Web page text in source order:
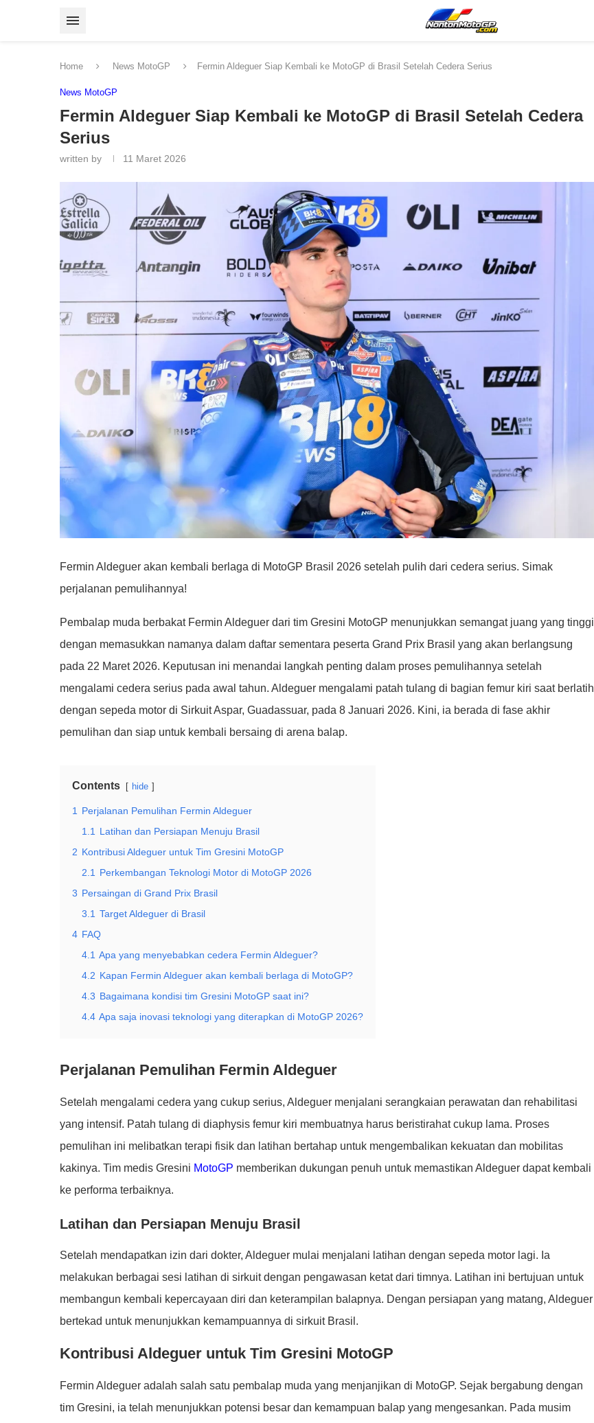
Home News MotoGP Fermin Aldeguer Siap Kembali ke MotoGP di Brasil Setelah Cedera Serius
News MotoGP
Fermin Aldeguer Siap Kembali ke MotoGP di Brasil Setelah Cedera
Serius
written by 11 Maret 2026
Fermin Aldeguer akan kembali berlaga di MotoGP Brasil 2026 setelah pulih dari cedera serius. Simak
perjalanan pemulihannya!
Pembalap muda berbakat Fermin Aldeguer dari tim Gresini MotoGP menunjukkan semangat juang yang tinggi
dengan memasukkan namanya dalam daftar sementara peserta Grand Prix Brasil yang akan berlangsung
pada 22 Maret 2026. Keputusan ini menandai langkah penting dalam proses pemulihannya setelah
mengalami cedera serius pada awal tahun. Aldeguer mengalami patah tulang di bagian femur kiri saat berlatih
dengan sepeda motor di Sirkuit Aspar, Guadassuar, pada 8 Januari 2026. Kini, ia berada di fase akhir
pemulihan dan siap untuk kembali bersaing di arena balap.
Contents hide
1 Perjalanan Pemulihan Fermin Aldeguer
1.1 Latihan dan Persiapan Menuju Brasil
2 Kontribusi Aldeguer untuk Tim Gresini MotoGP
2.1 Perkembangan Teknologi Motor di MotoGP 2026
3 Persaingan di Grand Prix Brasil
3.1 Target Aldeguer di Brasil
4 FAQ
4.1 Apa yang menyebabkan cedera Fermin Aldeguer?
4.2 Kapan Fermin Aldeguer akan kembali berlaga di MotoGP?
4.3 Bagaimana kondisi tim Gresini MotoGP saat ini?
4.4 Apa saja inovasi teknologi yang diterapkan di MotoGP 2026?
Perjalanan Pemulihan Fermin Aldeguer
Setelah mengalami cedera yang cukup serius, Aldeguer menjalani serangkaian perawatan dan rehabilitasi
yang intensif. Patah tulang di diaphysis femur kiri membuatnya harus beristirahat cukup lama. Proses
pemulihan ini melibatkan terapi fisik dan latihan bertahap untuk mengembalikan kekuatan dan mobilitas
kakinya. Tim medis Gresini MotoGP memberikan dukungan penuh untuk memastikan Aldeguer dapat kembali
ke performa terbaiknya.
Latihan dan Persiapan Menuju Brasil
Setelah mendapatkan izin dari dokter, Aldeguer mulai menjalani latihan dengan sepeda motor lagi. Ia
melakukan berbagai sesi latihan di sirkuit dengan pengawasan ketat dari timnya. Latihan ini bertujuan untuk
membangun kembali kepercayaan diri dan keterampilan balapnya. Dengan persiapan yang matang, Aldeguer
bertekad untuk menunjukkan kemampuannya di sirkuit Brasil.
Kontribusi Aldeguer untuk Tim Gresini MotoGP
Fermin Aldeguer adalah salah satu pembalap muda yang menjanjikan di MotoGP. Sejak bergabung dengan
tim Gresini, ia telah menunjukkan potensi besar dan kemampuan balap yang mengesankan. Pada musim